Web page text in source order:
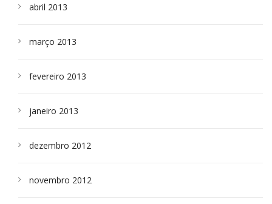
abril 2013
março 2013
fevereiro 2013
janeiro 2013
dezembro 2012
novembro 2012